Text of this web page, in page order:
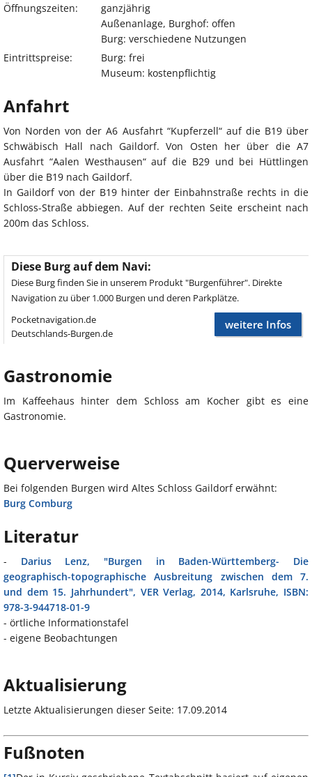
Öffnungszeiten:
ganzjährig
Außenanlage, Burghof: offen
Burg: verschiedene Nutzungen
Eintrittspreise:
Burg: frei
Museum: kostenpflichtig
Anfahrt
Von Norden von der A6 Ausfahrt “Kupferzell“ auf die B19 über
Schwäbisch Hall nach Gaildorf. Von Osten her über die A7
Ausfahrt “Aalen Westhausen“ auf die B29 und bei Hüttlingen
über die B19 nach Gaildorf.
In Gaildorf von der B19 hinter der Einbahnstraße rechts in die
Schloss-Straße abbiegen. Auf der rechten Seite erscheint nach
200m das Schloss.
Diese Burg auf dem Navi:
Diese Burg finden Sie in unserem Produkt "Burgenführer". Direkte
Navigation zu über 1.000 Burgen und deren Parkplätze.
Pocketnavigation.de
Deutschlands-Burgen.de
weitere Infos
Gastronomie
Im Kaffeehaus hinter dem Schloss am Kocher gibt es eine
Gastronomie.
Querverweise
Bei folgenden Burgen wird Altes Schloss Gaildorf erwähnt:
Burg Comburg
Literatur
- Darius Lenz, "Burgen in Baden-Württemberg- Die
geographisch-topographische Ausbreitung zwischen dem 7.
und dem 15. Jahrhundert", VER Verlag, 2014, Karlsruhe, ISBN:
978-3-944718-01-9
- örtliche Informationstafel
- eigene Beobachtungen
Aktualisierung
Letzte Aktualisierungen dieser Seite: 17.09.2014
Fußnoten